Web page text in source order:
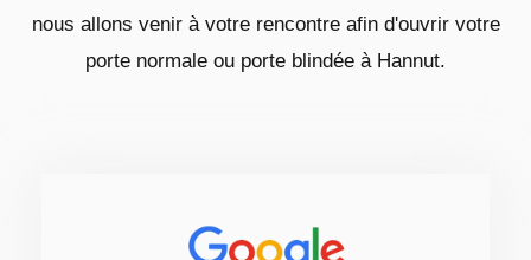
nous allons venir à votre rencontre afin d'ouvrir votre
porte normale ou porte blindée à Hannut.